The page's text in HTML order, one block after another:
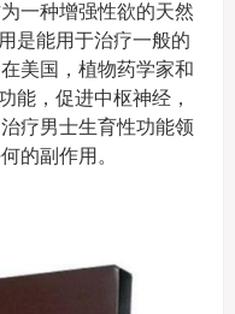
一种增强性欲的天然
是能用于治疗一般的
美国，植物药学家和
能，促进中枢神经，
疗男士生育性功能领
的副作用。